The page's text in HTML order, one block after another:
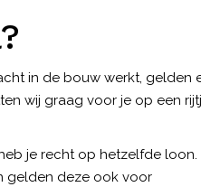
in de bouw werkt, gelden
wij graag voor je op een
je recht op hetzelfde loon.
gelden deze ook voor